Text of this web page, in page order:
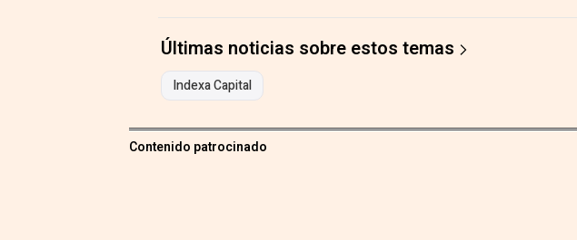
Últimas noticias sobre estos temas
Indexa Capital
Contenido patrocinado